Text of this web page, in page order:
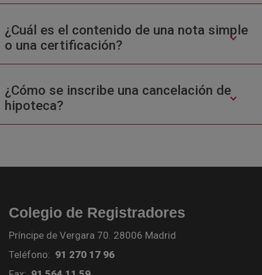
¿Cuál es el contenido de una nota simple
o una certificación?
¿Cómo se inscribe una cancelación de
hipoteca?
Colegio de Registradores
Príncipe de Vergara 70. 28006 Madrid
Teléfono: 91 270 17 96